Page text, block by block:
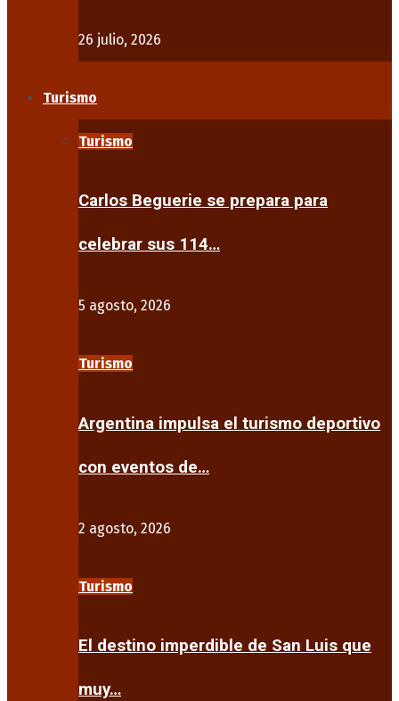
26 julio, 2026
Turismo
Turismo
Carlos Beguerie se prepara para
celebrar sus 114…
5 agosto, 2026
Turismo
Argentina impulsa el turismo deportivo
con eventos de…
2 agosto, 2026
Turismo
El destino imperdible de San Luis que
muy…